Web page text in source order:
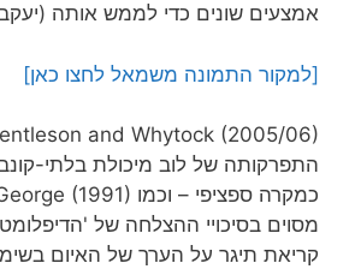
אמצעים שונים כדי לממש אותה (יעקב,
[למקור התמונה משמאל לחצו כאן]
התפרקותה של לוב מיכולת בלתי-
מסוים בסיכויי ההצלחה של
קריאת תיגר על הערך של האיום